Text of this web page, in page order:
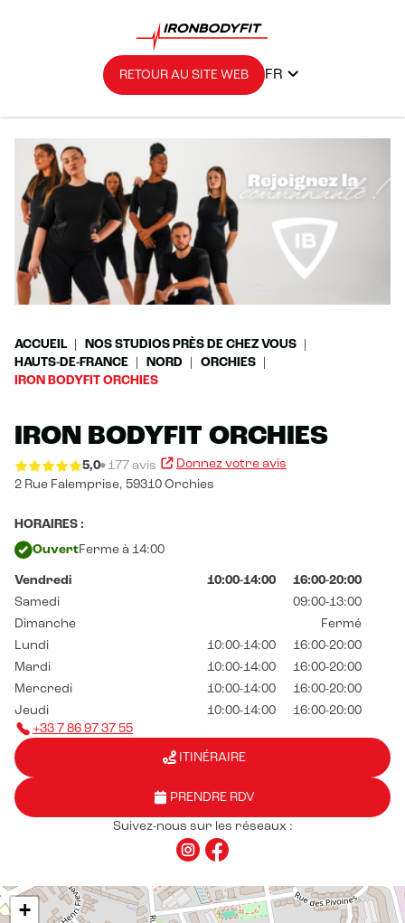
RETOUR AU SITE WEB FR
ACCUEIL
NOS STUDIOS PRÈS DE CHEZ VOUS
HAUTS-DE-FRANCE
NORD
ORCHIES
IRON BODYFIT ORCHIES
IRON BODYFIT ORCHIES
5,0 177 avis
Donnez votre avis
2 Rue Falemprise, 59310 Orchies
HORAIRES :
OuvertFerme à 14:00
Vendredi 10:00-14:00
16:00-20:00
Samedi
09:00-13:00
Dimanche
Fermé
Lundi
10:00-14:00
16:00-20:00
Mardi
10:00-14:00
16:00-20:00
Mercredi
10:00-14:00
16:00-20:00
Jeudi
10:00-14:00
16:00-20:00
+33 7 86 97 37 55
ITINÉRAIRE
PRENDRE RDV
Suivez-nous sur les réseaux :
+